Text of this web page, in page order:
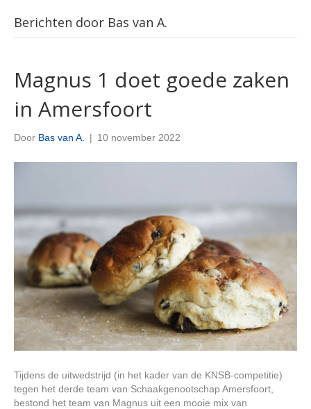
Berichten door Bas van A.
Magnus 1 doet goede zaken
in Amersfoort
Door Bas van A. | 10 november 2022
Tijdens de uitwedstrijd (in het kader van de KNSB-competitie)
tegen het derde team van Schaakgenootschap Amersfoort,
bestond het team van Magnus uit een mooie mix van